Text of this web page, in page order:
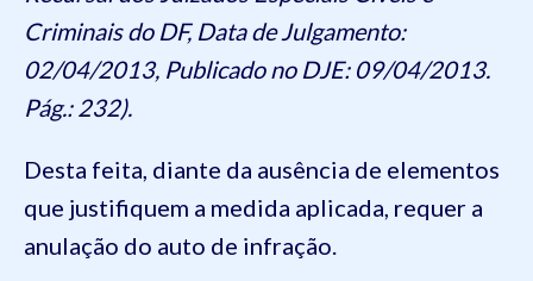
Criminais do DF, Data de Julgamento:
02/04/2013, Publicado no DJE: 09/04/2013.
Pág.: 232).
Desta feita, diante da ausência de elementos
que justifiquem a medida aplicada, requer a
anulação do auto de infração.